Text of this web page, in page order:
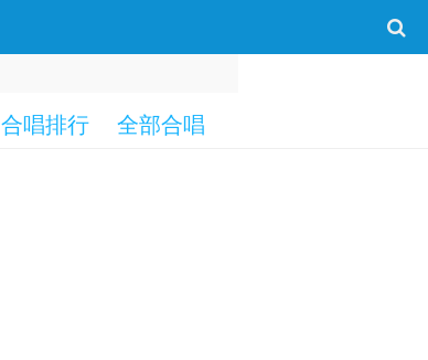
合唱排行 全部合唱